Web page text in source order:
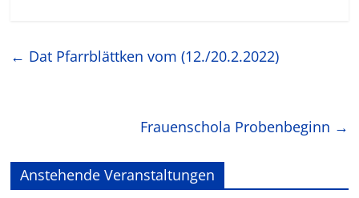
← Dat Pfarrblättken vom (12./20.2.2022)
Frauenschola Probenbeginn →
Anstehende Veranstaltungen